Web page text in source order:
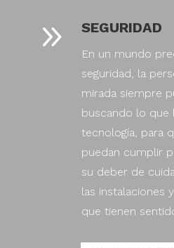
9 SEGURIDAD
En un mundo
seguridad, la
mirada siempre
buscando lo que
tecnología, para
puedan cumplir
su deber de
las instalaciones
que tienen